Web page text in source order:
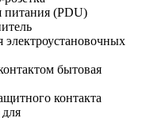
питания (PDU)
бытовая
контакта